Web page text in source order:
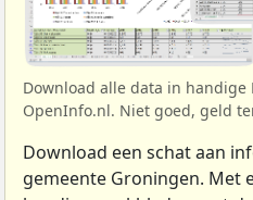
Download alle data in handige
OpenInfo.nl. Niet goed, geld
Download een schat aan
gemeente Groningen. Met